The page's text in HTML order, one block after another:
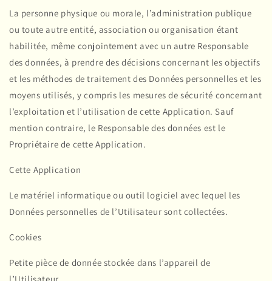
La personne physique ou morale, l’administration publique
ou toute autre entité, association ou organisation étant
habilitée, même conjointement avec un autre Responsable
des données, à prendre des décisions concernant les objectifs
et les méthodes de traitement des Données personnelles et les
moyens utilisés, y compris les mesures de sécurité concernant
l’exploitation et l’utilisation de cette Application. Sauf
mention contraire, le Responsable des données est le
Propriétaire de cette Application.
Cette Application
Le matériel informatique ou outil logiciel avec lequel les
Données personnelles de l’Utilisateur sont collectées.
Cookies
Petite pièce de donnée stockée dans l’appareil de